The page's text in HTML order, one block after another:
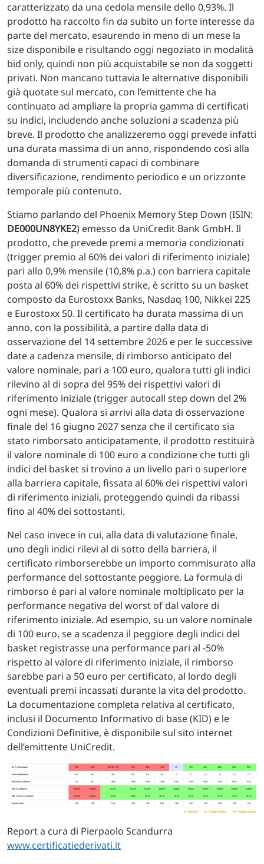
caratterizzato da una cedola mensile dello 0,93%. Il
prodotto ha raccolto fin da subito un forte interesse da
parte del mercato, esaurendo in meno di un mese la
size disponibile e risultando oggi negoziato in modalità
bid only, quindi non più acquistabile se non da soggetti
privati. Non mancano tuttavia le alternative disponibili
già quotate sul mercato, con l’emittente che ha
continuato ad ampliare la propria gamma di certificati
su indici, includendo anche soluzioni a scadenza più
breve. Il prodotto che analizzeremo oggi prevede infatti
una durata massima di un anno, rispondendo così alla
domanda di strumenti capaci di combinare
diversificazione, rendimento periodico e un orizzonte
temporale più contenuto.
Stiamo parlando del Phoenix Memory Step Down (ISIN:
DE000UN8YKE2) emesso da UniCredit Bank GmbH. Il
prodotto, che prevede premi a memoria condizionati
(trigger premio al 60% dei valori di riferimento iniziale)
pari allo 0,9% mensile (10,8% p.a.) con barriera capitale
posta al 60% dei rispettivi strike, è scritto su un basket
composto da Eurostoxx Banks, Nasdaq 100, Nikkei 225
e Eurostoxx 50. Il certificato ha durata massima di un
anno, con la possibilità, a partire dalla data di
osservazione del 14 settembre 2026 e per le successive
date a cadenza mensile, di rimborso anticipato del
valore nominale, pari a 100 euro, qualora tutti gli indici
rilevino al di sopra del 95% dei rispettivi valori di
riferimento iniziale (trigger autocall step down del 2%
ogni mese). Qualora si arrivi alla data di osservazione
finale del 16 giugno 2027 senza che il certificato sia
stato rimborsato anticipatamente, il prodotto restituirà
il valore nominale di 100 euro a condizione che tutti gli
indici del basket si trovino a un livello pari o superiore
alla barriera capitale, fissata al 60% dei rispettivi valori
di riferimento iniziali, proteggendo quindi da ribassi
fino al 40% dei sottostanti.
Nel caso invece in cui, alla data di valutazione finale,
uno degli indici rilevi al di sotto della barriera, il
certificato rimborserebbe un importo commisurato alla
performance del sottostante peggiore. La formula di
rimborso è pari al valore nominale moltiplicato per la
performance negativa del worst of dal valore di
riferimento iniziale. Ad esempio, su un valore nominale
di 100 euro, se a scadenza il peggiore degli indici del
basket registrasse una performance pari al -50%
rispetto al valore di riferimento iniziale, il rimborso
sarebbe pari a 50 euro per certificato, al lordo degli
eventuali premi incassati durante la vita del prodotto.
La documentazione completa relativa al certificato,
inclusi il Documento Informativo di base (KID) e le
Condizioni Definitive, è disponibile sul sito internet
dell’emittente UniCredit.
Report a cura di Pierpaolo Scandurra
www.certificatiederivati.it